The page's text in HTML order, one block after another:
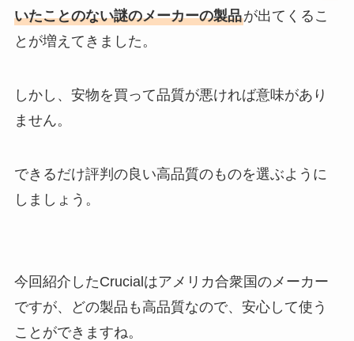
いたことのない謎のメーカーの製品が出てくるこ
とが増えてきました。
しかし、安物を買って品質が悪ければ意味があり
ません。
できるだけ評判の良い高品質のものを選ぶように
しましょう。
今回紹介したCrucialはアメリカ合衆国のメーカー
ですが、どの製品も高品質なので、安心して使う
ことができますね。